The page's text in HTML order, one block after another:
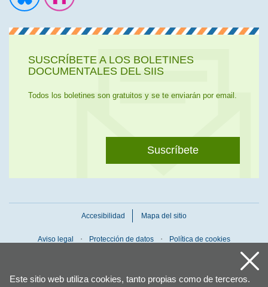
Este sitio web utiliza cookies, tanto propias como de terceros.
SUSCRÍBETE A LOS BOLETINES
DOCUMENTALES DEL SIIS
Todos los boletines son gratuitos y se te enviarán por email.
Suscríbete
Accesibilidad Mapa del sitio
Aviso legal Protección de datos Política de cookies